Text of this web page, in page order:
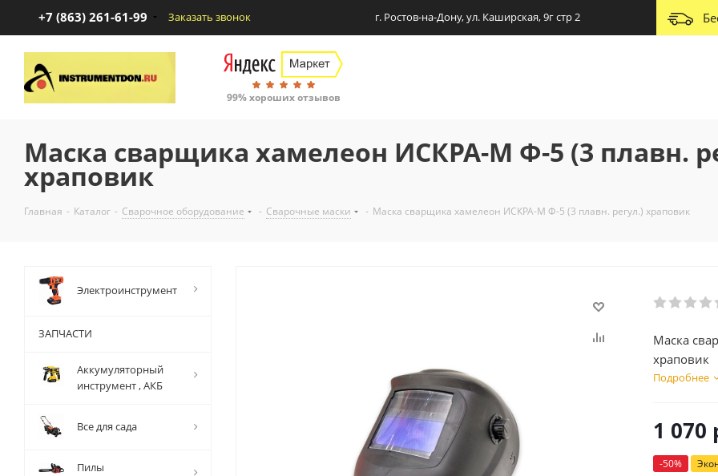
+7 (863) 261-61-99 Заказать звонок г. Ростов-на-Дону, ул. Каширская, 9г стр 2
99% хороших отзывов
Маска сварщика хамелеон ИСКРА-М Ф-5 (3 плавн.
храповик
Главная - Каталог - Сварочное оборудование - Сварочные маски - Маска сварщика хамелеон ИСКРА-М Ф-5 (3 плавн. регул.) храповик
Маска
храповик
Подробнее
1 070
-50%
Электроинструмент
ЗАПЧАСТИ
Аккумуляторный
инструмент , АКБ
Все для сада
Пилы